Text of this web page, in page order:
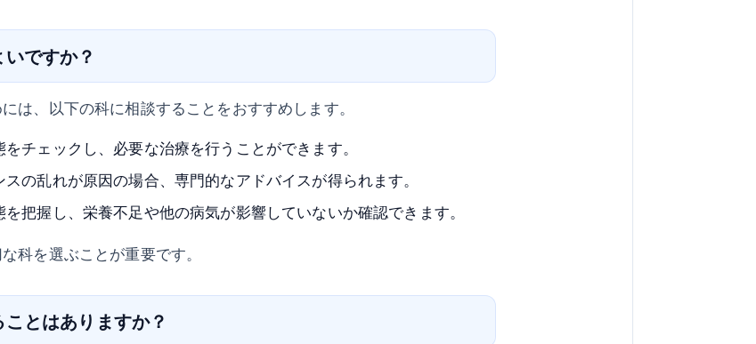
ですか？
は、以下の科に相談することをおすすめします。
チェックし、必要な治療を行うことができます。
の乱れが原因の場合、専門的なアドバイスが得られます。
把握し、栄養不足や他の病気が影響していないか確認できます。
科を選ぶことが重要です。
とはありますか？